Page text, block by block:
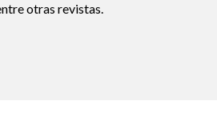
otras revistas.